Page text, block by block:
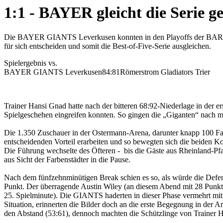
1:1 - BAYER gleicht die Serie
Die BAYER GIANTS Leverkusen konnten in den Playoffs der
für sich entscheiden und somit die Best-of-Five-Serie ausgleichen.
Spielergebnis vs.
BAYER GIANTS Leverkusen84:81Römerstrom Gladiators Trier
Trainer Hansi Gnad hatte nach der bitteren 68:92-Niederlage in der
Spielgeschehen eingreifen konnten. So gingen die „Giganten“
Die 1.350 Zuschauer in der Ostermann-Arena, darunter knapp 100
entscheidenden Vorteil erarbeiten und so bewegten sich die beiden
Die Führung wechselte des Öfteren - bis die Gäste aus Rheinland-
aus Sicht der Farbenstädter in die Pause.
Nach dem fünfzehnminütigen Break schien es so, als würde die
Punkt. Der überragende Austin Wiley (an diesem Abend mit 28
25. Spielminute). Die GIANTS haderten in dieser Phase vermehrt
Situation, erinnerten die Bilder doch an die erste Begegnung in der
den Abstand (53:61), dennoch machten die Schützlinge von Trainer